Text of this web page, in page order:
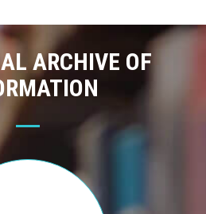
ARCHIVE OF